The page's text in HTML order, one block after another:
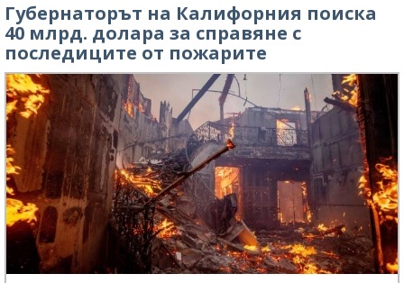
Губернаторът на Калифорния поиска
40 млрд. долара за справяне с
последиците от пожарите